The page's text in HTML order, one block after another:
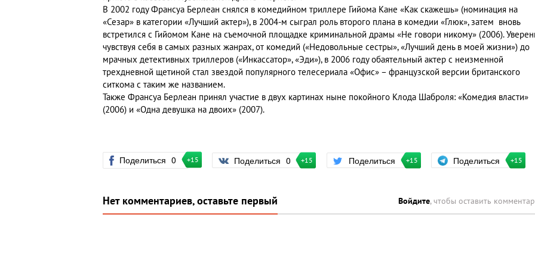
В 2002 году Франсуа Берлеан снялся в комедийном триллере Гийома Кане «Как скажешь» (номинация на
«Сезар» в категории «Лучший актер»), в 2004-м сыграл роль второго плана в комедии «Глюк», затем вновь
встретился с Гийомом Кане на съемочной площадке криминальной драмы «Не говори никому» (2006).
чувствуя себя в самых разных жанрах, от комедий («Недовольные сестры», «Лучший день в моей жизни») до
мрачных детективных триллеров («Инкассатор», «Эди»), в 2006 году обаятельный актер с неизменной
трехдневной щетиной стал звездой популярного телесериала «Офис» – французской версии британского
ситкома с таким же названием.
Также Франсуа Берлеан принял участие в двух картинах ныне покойного Клода Шаброля: «Комедия власти»
(2006) и «Одна девушка на двоих» (2007).
Поделиться 0 +15 Поделиться 0 +15 Поделиться +15 Поделиться +15
Нет комментариев, оставьте первый Войдите, чтобы оставить